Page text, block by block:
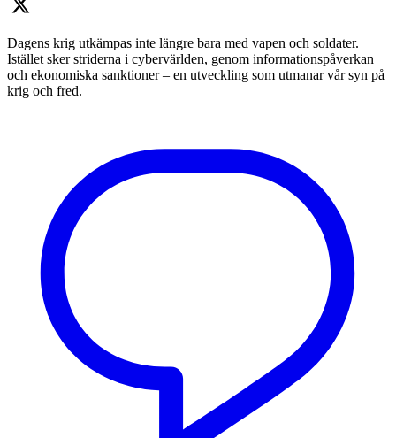
Dagens krig utkämpas inte längre bara med vapen och soldater.
Istället sker striderna i cybervärlden, genom informationspåverkan
och ekonomiska sanktioner – en utveckling som utmanar vår syn på
krig och fred.